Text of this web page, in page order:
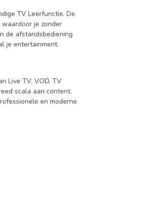
TV Leerfunctie. De
je zonder
de afstandsbediening
je entertainment.
Live TV, VOD, TV
scala aan content.
en moderne